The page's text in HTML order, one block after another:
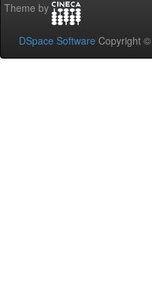
Theme by
DSpace Software Copyright